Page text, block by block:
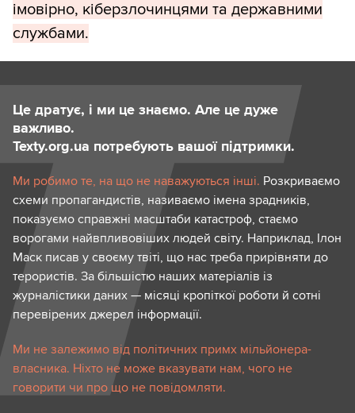
імовірно, кіберзлочинцями та державними
службами.
Це дратує, і ми це знаємо. Але це дуже
важливо.
Texty.org.ua потребують вашої підтримки.
Ми робимо те, на що не наважуються інші. Розкриваємо
схеми пропагандистів, називаємо імена зрадників,
показуємо справжні масштаби катастроф, стаємо
ворогами найвпливовіших людей світу. Наприклад, Ілон
Маск писав у своєму твіті, що нас треба прирівняти до
терористів. За більшістю наших матеріалів із
журналістики даних — місяці кропіткої роботи й сотні
перевірених джерел інформації.
Ми не залежимо від політичних примх мільйонера-
власника. Ніхто не може вказувати нам, чого не
говорити чи про що не повідомляти.